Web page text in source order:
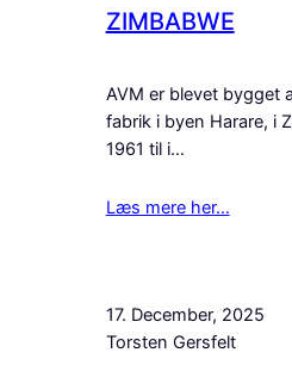
ZIMBABWE
AVM er blevet bygget
fabrik i byen Harare, i
1961 til i…
Læs mere her…
17. December, 2025
Torsten Gersfelt